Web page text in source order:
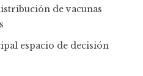
de vacunas
espacio de decisión